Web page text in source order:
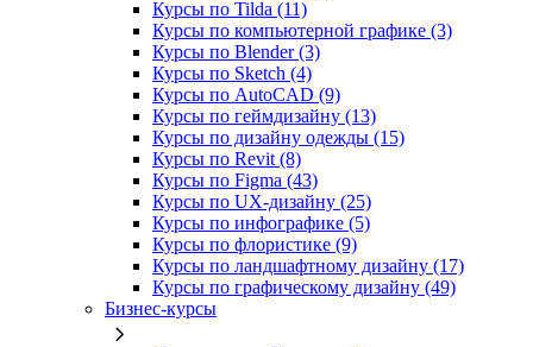
Курсы по Tilda (11)
Курсы по компьютерной графике (3)
Курсы по Blender (3)
Курсы по Sketch (4)
Курсы по AutoCAD (9)
Курсы по геймдизайну (13)
Курсы по дизайну одежды (15)
Курсы по Revit (8)
Курсы по Figma (43)
Курсы по UX‑дизайну (25)
Курсы по инфографике (5)
Курсы по флористике (9)
Курсы по ландшафтному дизайну (17)
Курсы по графическому дизайну (49)
Бизнес-курсы